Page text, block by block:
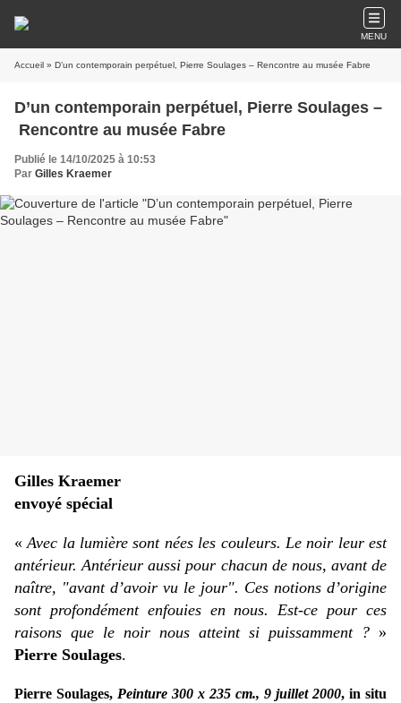
MENU
Accueil » D’un contemporain perpétuel, Pierre Soulages – Rencontre au musée Fabre
D’un contemporain perpétuel, Pierre Soulages –
Rencontre au musée Fabre
Publié le 14/10/2025 à 10:53
Par Gilles Kraemer
Gilles Kraemer
envoyé spécial
«Avec la lumière sont nées les couleurs. Le noir leur est
antérieur. Antérieur aussi pour chacun de nous, avant de
naître, "avant d’avoir vu le jour". Ces notions d’origine
sont profondément enfouies en nous. Est-ce pour ces
raisons que le noir nous atteint si puissamment ? »
Pierre Soulages.
Pierre Soulages, Peinture 300 x 235 cm., 9 juillet 2000, in situ